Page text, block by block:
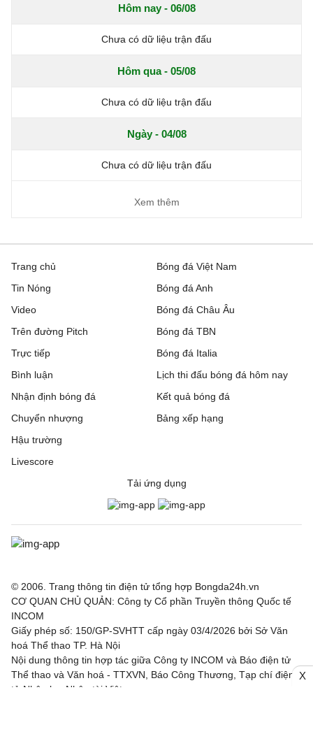
Hôm nay - 06/08
Chưa có dữ liệu trận đấu
Hôm qua - 05/08
Chưa có dữ liệu trận đấu
Ngày - 04/08
Chưa có dữ liệu trận đấu
Xem thêm
Trang chủ
Tin Nóng
Video
Trên đường Pitch
Trực tiếp
Bóng đá Việt Nam
Bóng đá Anh
Bóng đá Châu Âu
Bóng đá TBN
Bóng đá Italia
Bình luận
Nhận định bóng đá
Chuyển nhượng
Hậu trường
Livescore
Lịch thi đấu bóng đá hôm nay
Kết quả bóng đá
Bảng xếp hạng
Tải ứng dụng
© 2006. Trang thông tin điện tử tổng hợp Bongda24h.vn
CƠ QUAN CHỦ QUẢN: Công ty Cổ phần Truyền thông Quốc tế
INCOM
Giấy phép số: 150/GP-SVHTT cấp ngày 03/4/2026 bởi Sở Văn
hoá Thể thao TP. Hà Nội
Nội dung thông tin hợp tác giữa Công ty INCOM và Báo điện tử
Thể thao và Văn hoá - TTXVN, Báo Công Thương, Tạp chí điện
tử Nhân lực Nhân tài Việt.
X